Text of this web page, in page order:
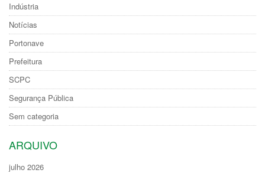
Indústria
Notícias
Portonave
Prefeitura
SCPC
Segurança Pública
Sem categoria
ARQUIVO
julho 2026